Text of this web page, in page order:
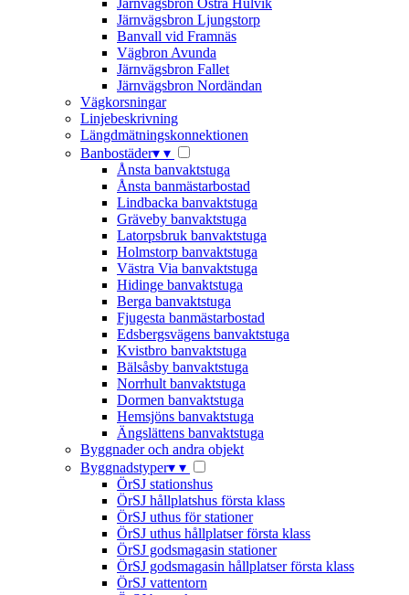
Järnvägsbron Östra Hulvik
Järnvägsbron Ljungstorp
Banvall vid Framnäs
Vägbron Avunda
Järnvägsbron Fallet
Järnvägsbron Nordändan
Vägkorsningar
Linjebeskrivning
Längdmätningskonnektionen
Banbostäder▾ ▾
Ånsta banvaktstuga
Ånsta banmästarbostad
Lindbacka banvaktstuga
Gräveby banvaktstuga
Latorpsbruk banvaktstuga
Holmstorp banvaktstuga
Västra Via banvaktstuga
Hidinge banvaktstuga
Berga banvaktstuga
Fjugesta banmästarbostad
Edsbergsvägens banvaktstuga
Kvistbro banvaktstuga
Bälsåsby banvaktstuga
Norrhult banvaktstuga
Dormen banvaktstuga
Hemsjöns banvaktstuga
Ängslättens banvaktstuga
Byggnader och andra objekt
Byggnadstyper▾ ▾
ÖrSJ stationshus
ÖrSJ hållplatshus första klass
ÖrSJ uthus för stationer
ÖrSJ uthus hållplatser första klass
ÖrSJ godsmagasin stationer
ÖrSJ godsmagasin hållplatser första klass
ÖrSJ vattentorn